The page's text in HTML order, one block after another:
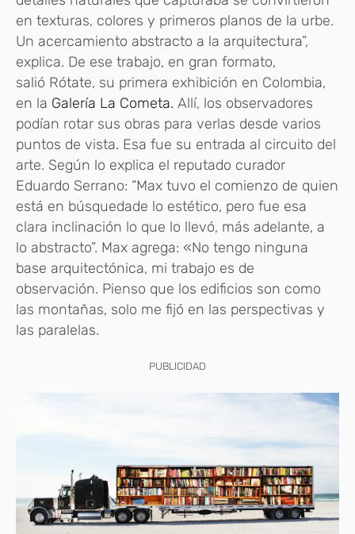
en texturas, colores y primeros planos de la urbe.
Un acercamiento abstracto a la arquitectura”,
explica. De ese trabajo, en gran formato,
salió Rótate, su primera exhibición en Colombia,
en la Galería La Cometa. Allí, los observadores
podían rotar sus obras para verlas desde varios
puntos de vista. Esa fue su entrada al circuito del
arte. Según lo explica el reputado curador
Eduardo Serrano: “Max tuvo el comienzo de quien
está en búsquedade lo estético, pero fue esa
clara inclinación lo que lo llevó, más adelante, a
lo abstracto”. Max agrega: «No tengo ninguna
base arquitectónica, mi trabajo es de
observación. Pienso que los edificios son como
las montañas, solo me fijó en las perspectivas y
las paralelas.
PUBLICIDAD